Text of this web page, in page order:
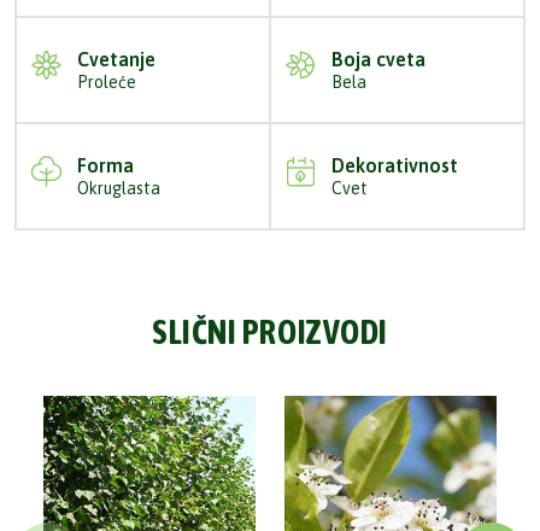
Cvetanje
Proleće
Boja cveta
Bela
Forma
Okruglasta
Dekorativnost
Cvet
SLIČNI PROIZVODI